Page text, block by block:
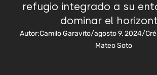
refugio integrado a su
dominar el
Autor:Camilo Garavito/agosto 9, 2024/
Mateo Soto